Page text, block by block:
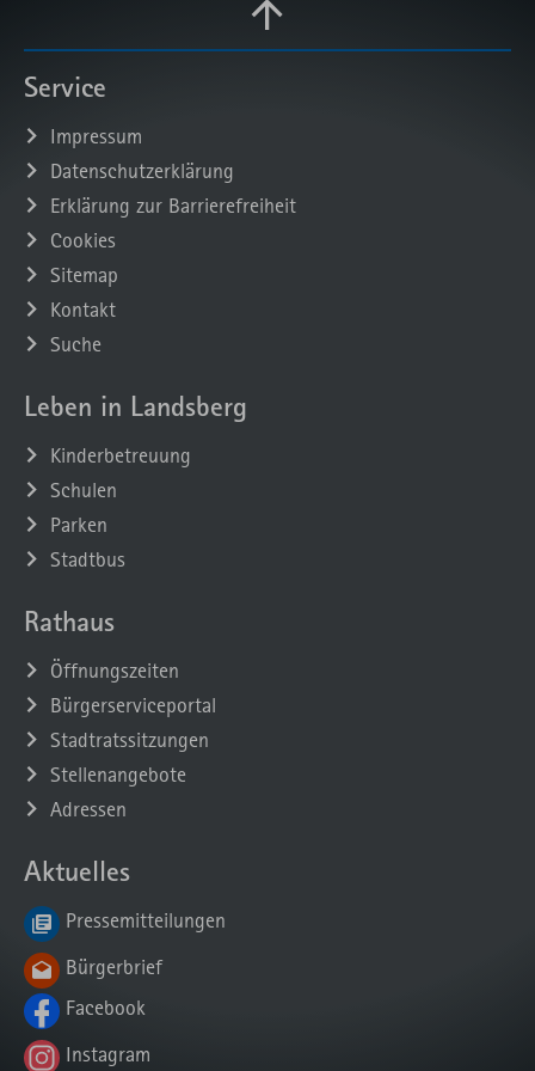
Service
Impressum
Datenschutzerklärung
Erklärung zur Barrierefreiheit
Cookies
Sitemap
Kontakt
Suche
Leben in Landsberg
Kinderbetreuung
Schulen
Parken
Stadtbus
Rathaus
Öffnungszeiten
Bürgerserviceportal
Stadtratssitzungen
Stellenangebote
Adressen
Aktuelles
Pressemitteilungen
Bürgerbrief
Facebook
Instagram